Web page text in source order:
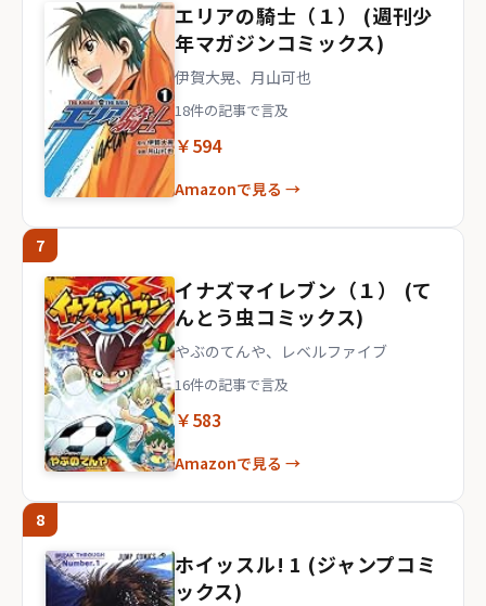
エリアの騎士（１） (週刊少
年マガジンコミックス)
伊賀大晃、月山可也
18件の記事で言及
￥594
Amazonで見る →
7
イナズマイレブン（１） (て
んとう虫コミックス)
やぶのてんや、レベルファイブ
16件の記事で言及
￥583
Amazonで見る →
8
ホイッスル! 1 (ジャンプコミ
ックス)